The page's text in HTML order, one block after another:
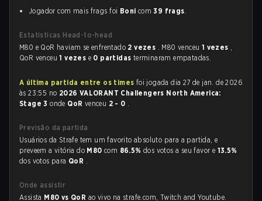
Jogador com mais frags foi Boni com39 frags.
Estatísticas Head-to-head
M80 e QoR haviam se enfrentado 2 vezes . M80 venceu 1 vezes ,
QoR venceu1 vezes e 0 partidas terminaram empatadas.
A última partida entre os times foi jogada dia 27 de jan. de 2026
às 23:55 no 2026 VALORANT Challengers North America:
Stage 3onde QoR venceu 2 - 0 .
Previsão da partida
Usuários da Strafe tem um favorito absoluto para a partida, e
preveem a vitória do M80com 86.5%dos votos a seu favor e 13.5%
dos votos para QoR .
Onde assistir
Assista M80 vs QoR ao vivo na strafe.com, Twitch and Youtube.